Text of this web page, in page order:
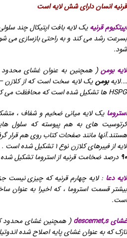
قرنیه انسان دارای شش لایه است
اپیتکیوم قرنیه یک لایه بافت اپتیکال چند
بسرعت رشد می کند و به راحتی بازسازی می
شود.
لایه بومن ( همچنین به عنوان غشای
….لایهبومنیک لایه سخت است که از کلازن –
HSPG ها تشکیل شده است که محافظت می کند.
استروما یک لایه میانی ضخیم و شفاف ،
کرتوسیت های به هم پیوسته که سلول
لایه از فیبرهای کلازن نوع ۱ تشکیل شده است . هر لایه
۹۰ درصد ضخامت قرنیه از استروما تشکیل
لایه دعا : لایه چهارم قرنیه که چیزی نیست
بیشتر قسمت استروما ، که اخیرا به عنوان
است.
غشای descemet,s
( همچنین غشای محدود
نازک که به عنوان غشای پایه اصلاح شده